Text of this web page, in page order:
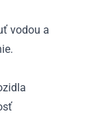
vodou a